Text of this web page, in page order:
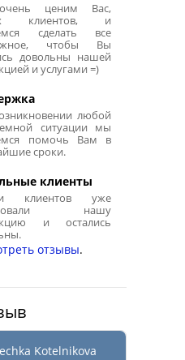
ценим Вас,
клиентов, и
сделать все
чтобы Вы
довольны нашей
и услугами =)
любой
ситуации мы
помочь Вам в
сроки.
клиенты
клиентов уже
нашу
и остались
отзывы.
Kotelnikova